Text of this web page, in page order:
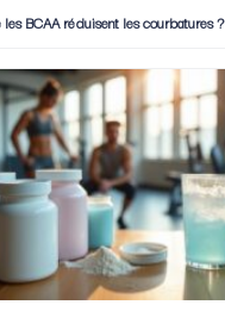
BCAA réduisent les courbatures ?